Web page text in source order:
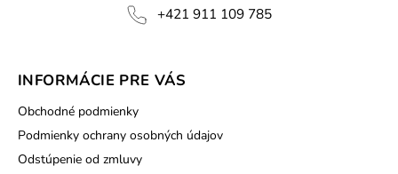
+421 911 109 785
INFORMÁCIE PRE VÁS
Obchodné podmienky
Podmienky ochrany osobných údajov
Odstúpenie od zmluvy